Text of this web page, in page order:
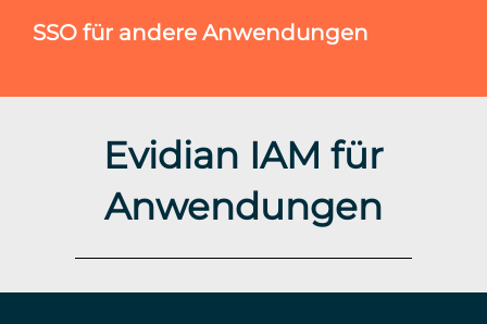
SSO für andere Anwendungen
Evidian IAM für
Anwendungen